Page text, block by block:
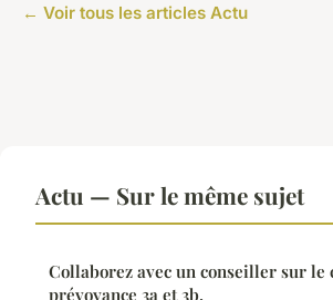
← Voir tous les articles Actu
Actu — Sur le même sujet
Collaborez avec un conseiller sur le
prévoyance 3a et 3b.